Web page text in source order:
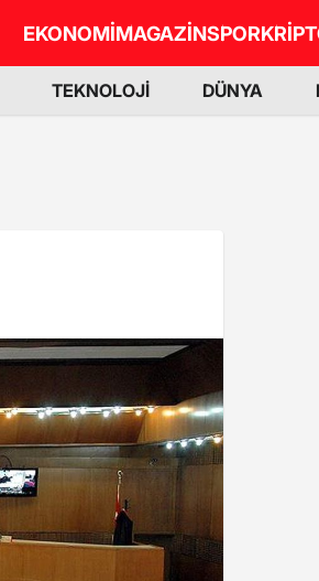
EKONOMİMAGAZİNSPOR
TEKNOLOJİ DÜNYA